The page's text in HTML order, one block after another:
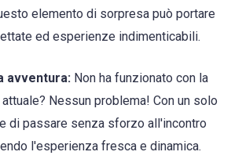
elemento di sorpresa può portare
ed esperienze indimenticabili.
avventura: Non ha funzionato con la
Nessun problema! Con un solo
di passare senza sforzo all'incontro
l'esperienza fresca e dinamica.